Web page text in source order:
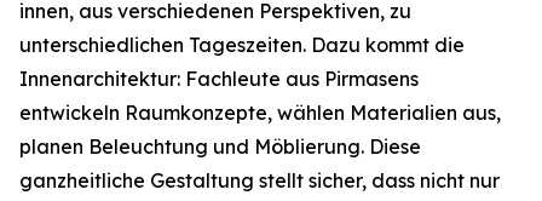
innen, aus verschiedenen Perspektiven, zu
unterschiedlichen Tageszeiten. Dazu kommt die
Innenarchitektur: Fachleute aus Pirmasens
entwickeln Raumkonzepte, wählen Materialien aus,
planen Beleuchtung und Möblierung. Diese
ganzheitliche Gestaltung stellt sicher, dass nicht nur